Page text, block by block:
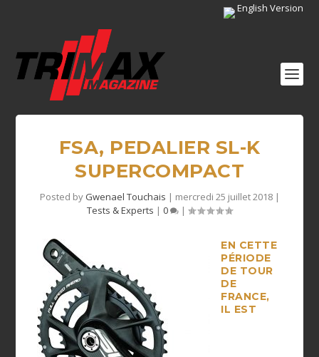
English Version
FSA, PEDALIER SL-K
SUPERCOMPACT
Posted by Gwenael Touchais | mercredi 25 juillet 2018|
Tests & Experts | 0 |
EN CETTE
PÉRIODE
DE TOUR
DE
FRANCE,
IL EST